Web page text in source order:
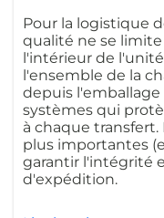
Pour la logistique
qualité ne se limite
l'intérieur de
l'ensemble de la
depuis
systèmes qui
à chaque
plus importantes
garantir l'intégrité
d'expédition.